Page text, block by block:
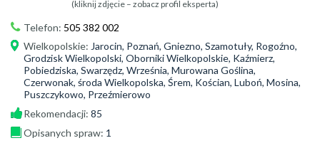
(kliknij zdjęcie – zobacz profil eksperta)
Telefon: 505 382 002
Wielkopolskie: Jarocin, Poznań, Gniezno, Szamotuły, Rogoźno,
Grodzisk Wielkopolski, Oborniki Wielkopolskie, Kaźmierz,
Pobiedziska, Swarzędz, Września, Murowana Goślina,
Czerwonak, środa Wielkopolska, Śrem, Kościan, Luboń, Mosina,
Puszczykowo, Przeźmierowo
Rekomendacji: 85
Opisanych spraw: 1